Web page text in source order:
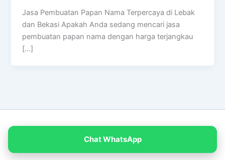
Jasa Pembuatan Papan Nama Terpercaya di Lebak
dan Bekasi Apakah Anda sedang mencari jasa
pembuatan papan nama dengan harga terjangkau
[…]
Chat WhatsApp